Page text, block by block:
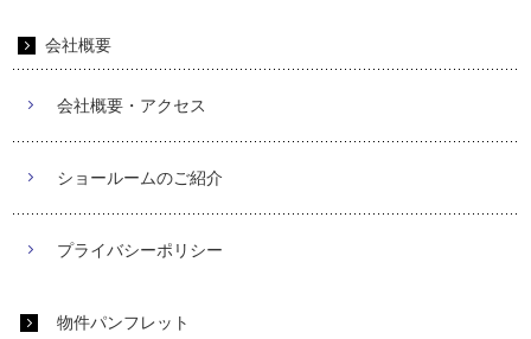
会社概要
会社概要・アクセス
ショールームのご紹介
プライバシーポリシー
物件パンフレット